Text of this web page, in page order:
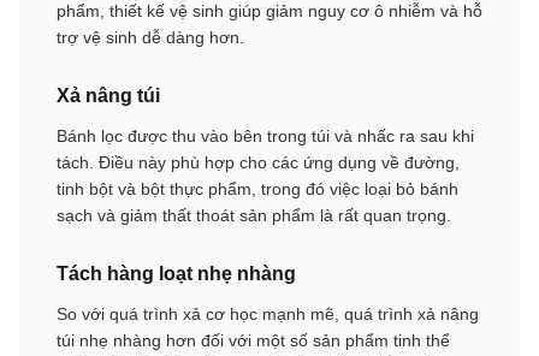
phẩm, thiết kế vệ sinh giúp giảm nguy cơ ô nhiễm và hỗ
trợ vệ sinh dễ dàng hơn.
Xả nâng túi
Bánh lọc được thu vào bên trong túi và nhấc ra sau khi
tách. Điều này phù hợp cho các ứng dụng về đường,
tinh bột và bột thực phẩm, trong đó việc loại bỏ bánh
sạch và giảm thất thoát sản phẩm là rất quan trọng.
Tách hàng loạt nhẹ nhàng
So với quá trình xả cơ học mạnh mẽ, quá trình xả nâng
túi nhẹ nhàng hơn đối với một số sản phẩm tinh thể